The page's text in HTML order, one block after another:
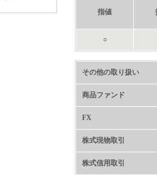
指値
○
その他の取り扱い
商品ファンド
FX
株式現物取引
株式信用取引